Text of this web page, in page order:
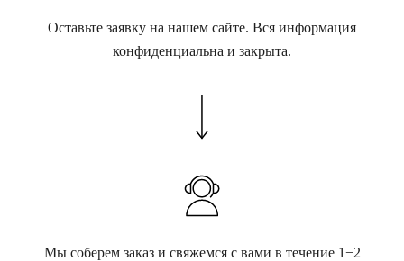
Оставьте заявку на нашем сайте. Вся информация
конфиденциальна и закрыта.
Мы соберем заказ и свяжемся с вами в течение 1−2